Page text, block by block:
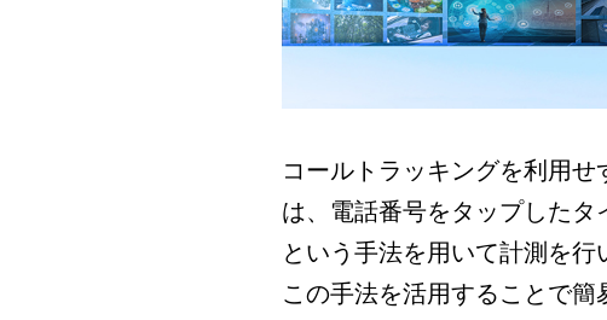
コールトラッキングを利用
は、電話番号をタップしたタ
という手法を用いて計測を行
この手法を活用することで